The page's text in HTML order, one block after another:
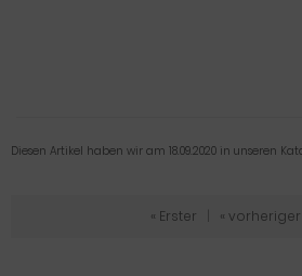
Diesen Artikel haben wir am 18.09.2020 in unseren
« Erster « vorheriger